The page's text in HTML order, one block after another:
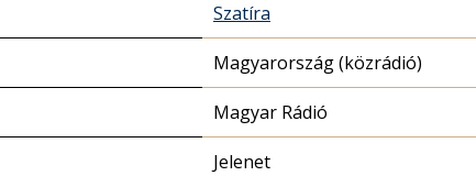
Szatíra
Magyarország (közrádió)
Magyar Rádió
Jelenet